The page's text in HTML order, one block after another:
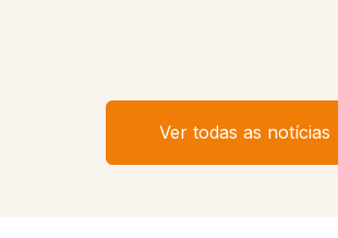
Ver todas as notícias